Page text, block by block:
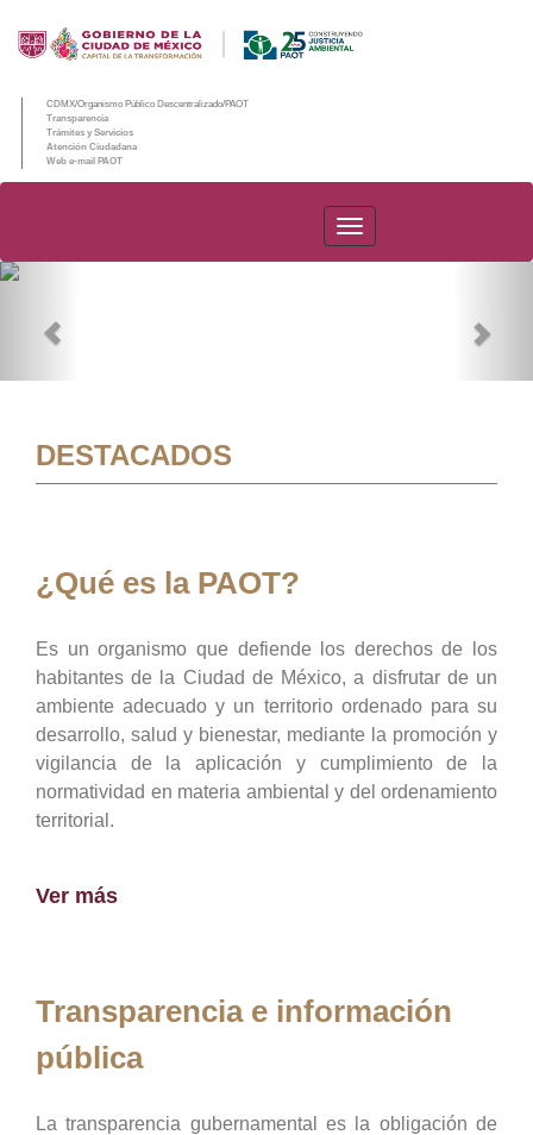
CDMX/Organismo Público Descentralizado/PAOT
Transparencia
Trámites y Servicios
Atención Ciudadana
Web e-mail PAOT
PAOT
DESTACADOS
¿Qué es la PAOT?
Es un organismo que defiende los derechos de los
habitantes de la Ciudad de México, a disfrutar de un
ambiente adecuado y un territorio ordenado para su
desarrollo, salud y bienestar, mediante la promoción y
vigilancia de la aplicación y cumplimiento de la
normatividad en materia ambiental y del ordenamiento
territorial.
Ver más
Transparencia e información
pública
La transparencia gubernamental es la obligación de